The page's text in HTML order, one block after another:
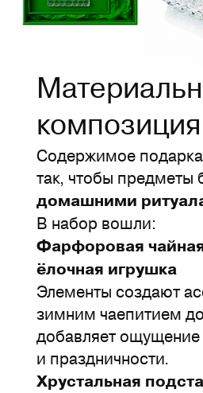
Содержимое
так, чтобы предметы
домашними
В набор вошли:
Фарфоровая
ёлочная игрушка
Элементы создают
зимним чаепитием
добавляет ощущение
и праздничности.
Хрустальная